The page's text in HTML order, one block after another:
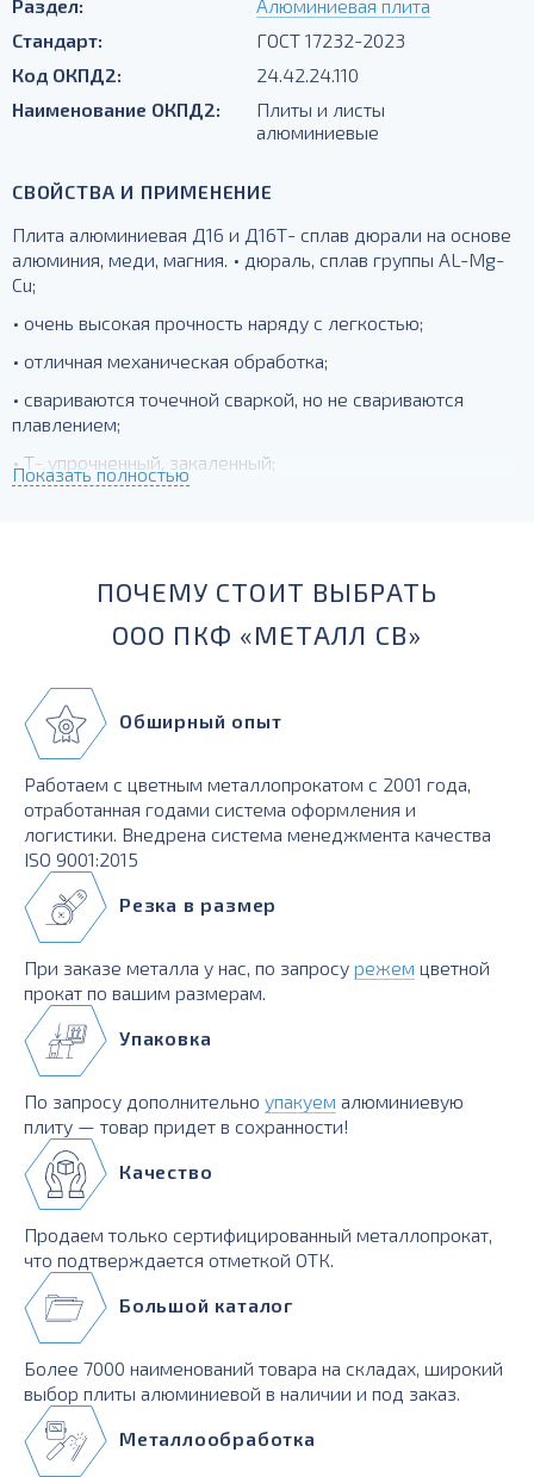
Раздел:
Алюминиевая плита
Стандарт:
ГОСТ 17232-2023
Код ОКПД2:
24.42.24.110
Наименование ОКПД2:
Плиты и листы
алюминиевые
СВОЙСТВА И ПРИМЕНЕНИЕ
Плита алюминиевая Д16 и Д16Т- сплав дюрали на основе
алюминия, меди, магния. • дюраль, сплав группы AL-Mg-
Cu;
• очень высокая прочность наряду с легкостью;
• отличная механическая обработка;
• свариваются точечной сваркой, но не свариваются
плавлением;
• Т- упрочненный, закаленный;
Показать полностью
ПОЧЕМУ СТОИТ ВЫБРАТЬ
ООО ПКФ «МЕТАЛЛ СВ»
Обширный опыт
Работаем с цветным металлопрокатом с 2001 года,
отработанная годами система оформления и
логистики. Внедрена система менеджмента качества
ISO 9001:2015
Резка в размер
При заказе металла у нас, по запросу режем цветной
прокат по вашим размерам.
Упаковка
По запросу дополнительно упакуем алюминиевую
плиту — товар придет в сохранности!
Качество
Продаем только сертифицированный металлопрокат,
что подтверждается отметкой ОТК.
Большой каталог
Более 7000 наименований товара на складах, широкий
выбор плиты алюминиевой в наличии и под заказ.
Металлообработка